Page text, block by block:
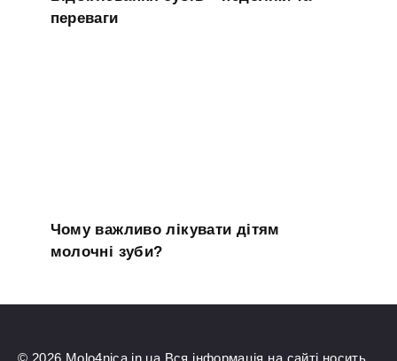
переваги
Чому важливо лікувати дітям
молочні зуби?
© 2026 Molo4nica.in.ua Вся інформація на сайті носить